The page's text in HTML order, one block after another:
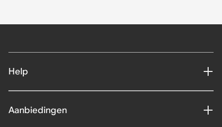
Help
Aanbiedingen